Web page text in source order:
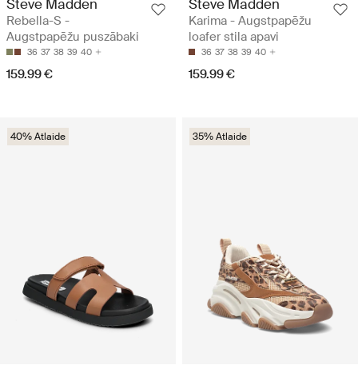
Steve Madden
Rebella-S -
Augstpapēžu puszābaki
36 37 38 39 40
159.99 €
Steve Madden
Karima - Augstpapēžu
loafer stila apavi
36 37 38 39 40
159.99 €
40% Atlaide 35% Atlaide